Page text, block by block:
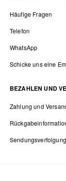
Häufige Fragen
Telefon
WhatsApp
Schicke uns eine
BEZAHLEN UND
Zahlung und
Sendungsverfolgung